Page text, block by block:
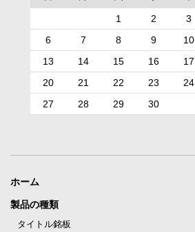
1 2 3
6
7 8 9 10
13
14 15 16 17
20
21 22 23 24
27
28 29 30
ホーム
製品の種類
タイトル銘板